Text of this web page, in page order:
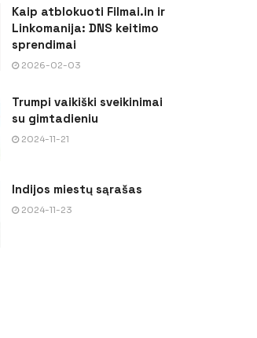
Kaip atblokuoti Filmai.in ir
Linkomanija: DNS keitimo
sprendimai
2026-02-03
Trumpi vaikiški sveikinimai
su gimtadieniu
2024-11-21
Indijos miestų sąrašas
2024-11-23